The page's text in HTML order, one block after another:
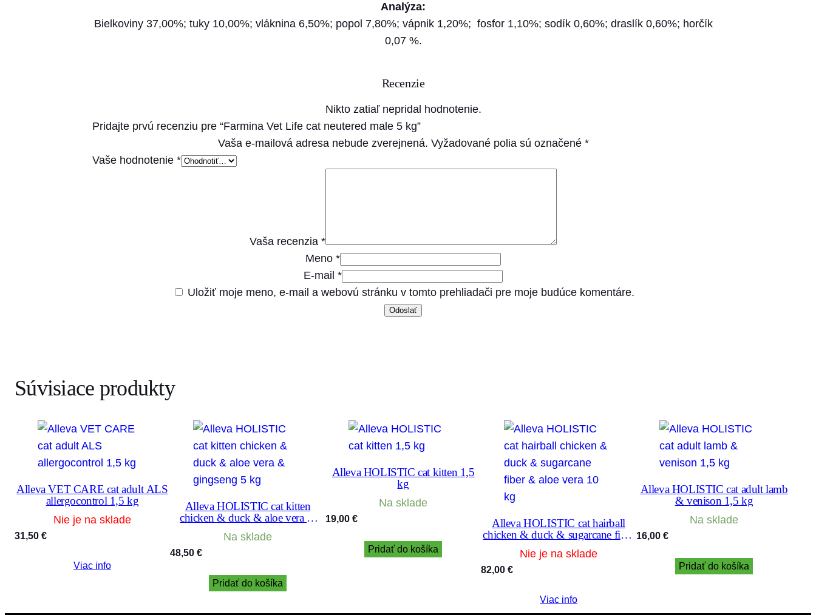
t
e
r
e
5
k
g
Analýza:
Bielkoviny 37,00%; tuky 10,00%; vláknina 6,50%; popol 7,80%; vápnik 1,20%; fosfor 1,10%; sodík 0,60%; draslík 0,60%; horčík
0,07 %.
Recenzie
Nikto zatiaľ nepridal hodnotenie.
Pridajte prvú recenziu pre “Farmina Vet Life cat neutered male 5 kg”
Vaša e-mailová adresa nebude zverejnená. Vyžadované polia sú označené *
Vaše hodnotenie *
Vaša recenzia *
Meno *
E-mail *
Uložiť moje meno, e-mail a webovú stránku v tomto prehliadači pre moje budúce komentáre.
Súvisiace produkty
Alleva VET CARE cat adult ALS
allergocontrol 1,5 kg
Nie je na sklade
31,50 €
Viac info
Alleva HOLISTIC cat kitten
chicken & duck & aloe vera &
Na sklade
48,50 €
Pridať do košíka
Alleva HOLISTIC cat kitten 1,5
kg
Na sklade
19,00 €
Pridať do košíka
Alleva HOLISTIC cat hairball
chicken & duck & sugarcane fiber
Nie je na sklade
82,00 €
Viac info
Alleva HOLISTIC cat adult lamb
& venison 1,5 kg
Na sklade
16,00 €
Pridať do košíka